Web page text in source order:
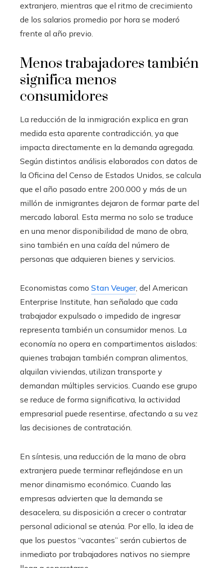
extranjero, mientras que el ritmo de crecimiento
de los salarios promedio por hora se moderó
frente al año previo.
Menos trabajadores también
significa menos
consumidores
La reducción de la inmigración explica en gran
medida esta aparente contradicción, ya que
impacta directamente en la demanda agregada.
Según distintos análisis elaborados con datos de
la Oficina del Censo de Estados Unidos, se calcula
que el año pasado entre 200.000 y más de un
millón de inmigrantes dejaron de formar parte del
mercado laboral. Esta merma no solo se traduce
en una menor disponibilidad de mano de obra,
sino también en una caída del número de
personas que adquieren bienes y servicios.
Economistas como Stan Veuger, del American
Enterprise Institute, han señalado que cada
trabajador expulsado o impedido de ingresar
representa también un consumidor menos. La
economía no opera en compartimentos aislados:
quienes trabajan también compran alimentos,
alquilan viviendas, utilizan transporte y
demandan múltiples servicios. Cuando ese grupo
se reduce de forma significativa, la actividad
empresarial puede resentirse, afectando a su vez
las decisiones de contratación.
En síntesis, una reducción de la mano de obra
extranjera puede terminar reflejándose en un
menor dinamismo económico. Cuando las
empresas advierten que la demanda se
desacelera, su disposición a crecer o contratar
personal adicional se atenúa. Por ello, la idea de
que los puestos “vacantes” serán cubiertos de
inmediato por trabajadores nativos no siempre